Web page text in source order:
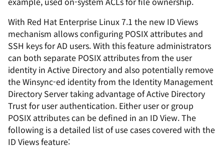
With Red Hat Enterprise Linux 7.1 the new ID Views
mechanism allows configuring POSIX attributes and
SSH keys for AD users. With this feature administrators
can both separate POSIX attributes from the user
identity in Active Directory and also potentially remove
the Winsync-ed identity from the Identity Management
Directory Server taking advantage of Active Directory
Trust for user authentication. Either user or group
POSIX attributes can be defined in an ID View. The
following is a detailed list of use cases covered with the
ID Viewsfeature: